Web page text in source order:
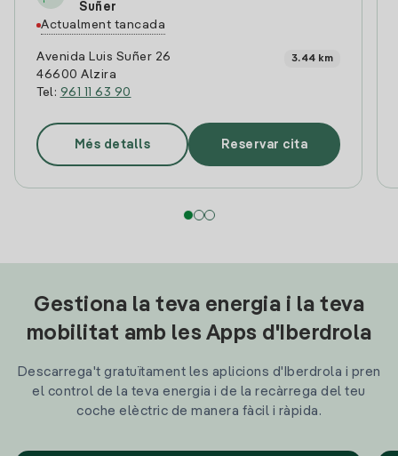
Suñer
Actualment tancada
Avenida Luis Suñer 26
46600 Alzira
Tel: 961 11 63 90
3.44 km
Més detalls Reservar cita
Gestiona la teva energia i la teva
mobilitat amb les Apps d'Iberdrola
Descarrega't gratuïtament les aplicions d'Iberdrola i pren
el control de la teva energia i de la recàrrega del teu
coche elèctric de manera fàcil i ràpida.